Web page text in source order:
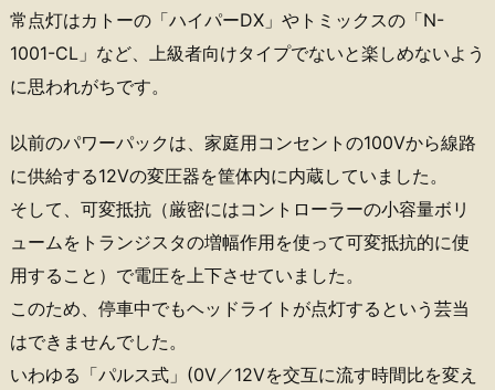
常点灯はカトーの「ハイパーDX」やトミックスの「N-
1001-CL」など、上級者向けタイプでないと楽しめないよう
に思われがちです。
以前のパワーパックは、家庭用コンセントの100Vから線路
に供給する12Vの変圧器を筐体内に内蔵していました。
そして、可変抵抗（厳密にはコントローラーの小容量ボリ
ュームをトランジスタの増幅作用を使って可変抵抗的に使
用すること）で電圧を上下させていました。
このため、停車中でもヘッドライトが点灯するという芸当
はできませんでした。
いわゆる「パルス式」(0V／12Vを交互に流す時間比を変え